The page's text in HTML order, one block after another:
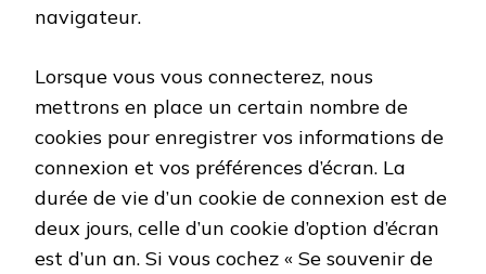
navigateur.
Lorsque vous vous connecterez, nous
mettrons en place un certain nombre de
cookies pour enregistrer vos informations de
connexion et vos préférences d’écran. La
durée de vie d’un cookie de connexion est de
deux jours, celle d’un cookie d’option d’écran
est d’un an. Si vous cochez « Se souvenir de